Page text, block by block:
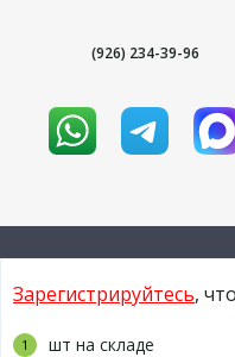
Зарегистрируйтесь,
1 шт на складе
(926) 234-39-96